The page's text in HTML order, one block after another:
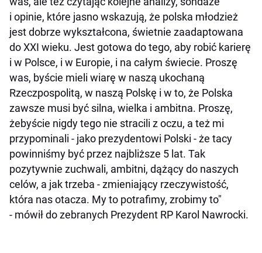
i opinie, które jasno wskazują, że polska młodzież
jest dobrze wykształcona, świetnie zaadaptowana
do XXI wieku. Jest gotowa do tego, aby robić karierę
i w Polsce, i w Europie, i na całym świecie. Proszę
was, byście mieli wiarę w naszą ukochaną
Rzeczpospolitą, w naszą Polskę i w to, że Polska
zawsze musi być silna, wielka i ambitna. Proszę,
żebyście nigdy tego nie stracili z oczu, a też mi
przypominali - jako prezydentowi Polski - że tacy
powinniśmy być przez najbliższe 5 lat. Tak
pozytywnie zuchwali, ambitni, dążący do naszych
celów, a jak trzeba - zmieniający rzeczywistość,
która nas otacza. My to potrafimy, zrobimy to"
- mówił do zebranych Prezydent RP Karol Nawrocki.